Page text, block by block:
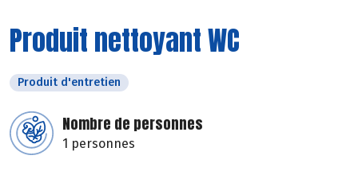
Produit nettoyant WC
Produit d'entretien
Nombre de personnes
1 personnes